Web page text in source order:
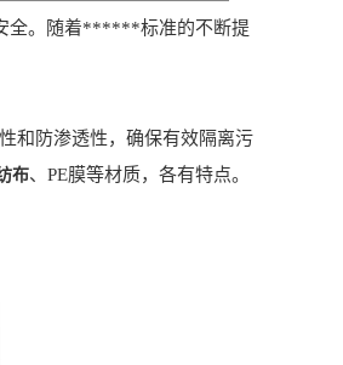
全。随着******标准的不断提
防渗透性，确保有效隔离污
布、PE膜等材质，各有特点。